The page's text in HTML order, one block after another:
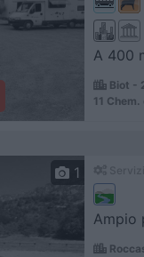
A 400
Biot -
11
1
Ampio